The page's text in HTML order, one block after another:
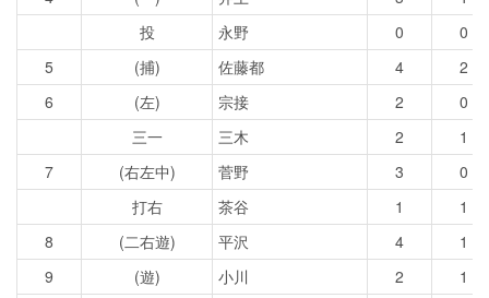
投
永野 0
0
5
(捕) 佐藤都 4
2
6
(左) 宗接 2
0
三一
三木 2
1
7
(右左中) 菅野 3
0
打右
茶谷 1
1
8
(二右遊) 平沢 4
1
9
(遊) 小川 2
1